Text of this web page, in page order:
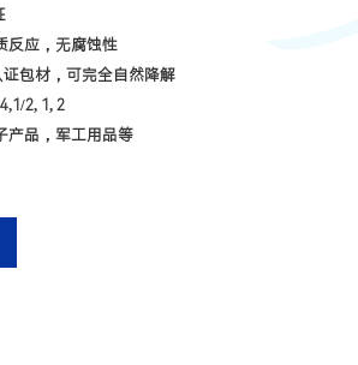
反应，无腐蚀性
包材，可完全自然降解
2, 1, 2
产品，军工用品等